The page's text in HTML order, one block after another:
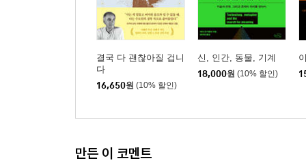
결국 다 괜찮아질 겁니
다
16,650원 (10% 할인)
신, 인간, 동물, 기계
18,000원 (10% 할인)
만든 이 코멘트